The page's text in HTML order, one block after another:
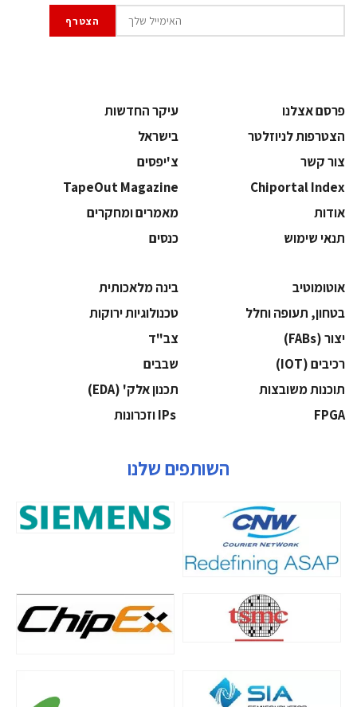
פרסם אצלנו
עיקר החדשות
הצטרפות לניוזלטר
בישראל
צור קשר
צ'יפסים
Chiportal Index
TapeOut Magazine
אודות
מאמרים ומחקרים
תנאי שימוש
כנסים
אוטומוטיב
בינה מלאכותית
בטחון, תעופה וחלל
‫טכנולוגיות ירוקות‬
‫יצור (‪(FABs‬‬
‫צב"ד‬
‫רכיבים‬ (IOT)
‫שבבים‬
‫תוכנות משובצות‬
‫תכנון אלק' (‪(EDA‬‬
‫‪FPGA‬‬
השותפים שלנו